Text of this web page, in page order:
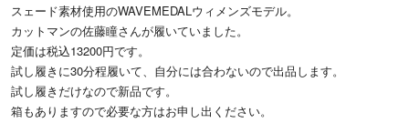
スェード素材使用のWAVEMEDALウィメンズモデル。
カットマンの佐藤瞳さんが履いていました。
定価は税込13200円です。
試し履きに30分程履いて、自分には合わないので出品します。
試し履きだけなので新品です。
箱もありますので必要な方はお申し出ください。